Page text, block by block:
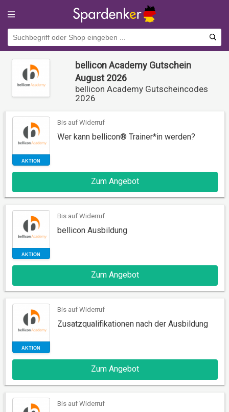
bellicon Academy Gutschein
August 2026
bellicon Academy Gutscheincodes
2026
Bis auf Widerruf
Wer kann bellicon® Trainer*in werden?
Zum Angebot
Bis auf Widerruf
bellicon Ausbildung
Zum Angebot
AKTION
Bis auf Widerruf
Zusatzqualifikationen nach der Ausbildung
Zum Angebot
Bis auf Widerruf